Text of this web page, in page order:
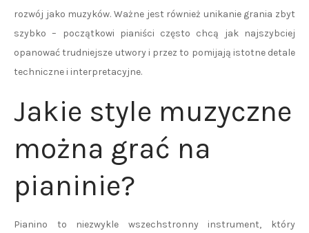
rozwój jako muzyków. Ważne jest również unikanie grania zbyt
szybko – początkowi pianiści często chcą jak najszybciej
opanować trudniejsze utwory i przez to pomijają istotne detale
techniczne i interpretacyjne.
Jakie style muzyczne
można grać na
pianinie?
Pianino to niezwykle wszechstronny instrument, który